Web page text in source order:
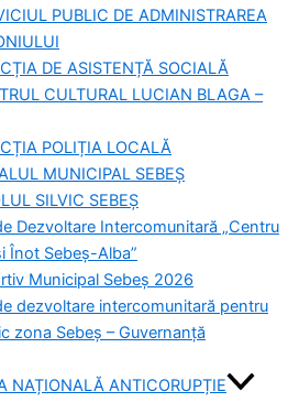
PUBLIC DE ADMINISTRAREA
DE ASISTENȚĂ SOCIALĂ
CULTURAL LUCIAN BLAGA –
POLIȚIA LOCALĂ
MUNICIPAL SEBEȘ
SILVIC SEBEȘ
Dezvoltare Intercomunitară „Centru
Înot Sebeș-Alba”
Municipal Sebeș 2026
dezvoltare intercomunitară pentru
zona Sebeș – Guvernanță
NAȚIONALĂ ANTICORUPȚIE